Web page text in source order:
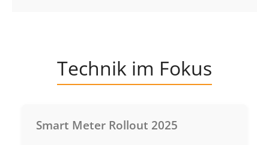
Technik im Fokus
Smart Meter Rollout 2025